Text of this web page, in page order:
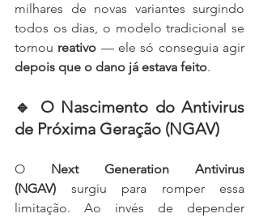
milhares de novas variantes surgindo
todos os dias, o modelo tradicional se
tornou reativo
depois que o dano já estava feito.
🔹 O Nascimento do Antivirus
de Próxima Geração (NGAV)
O Next Generation Antivirus
(NGAV) surgiu para romper essa
limitação. Ao invés de depender